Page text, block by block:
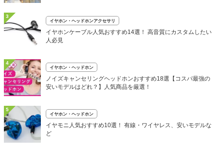
3
イヤホン・ヘッドホンアクセサリ
イヤホンケーブル人気おすすめ14選！ 高音質にカスタムしたい
人必見
4
イヤホン・ヘッドホン
ノイズキャンセリングヘッドホンおすすめ18選【コスパ最強の
安いモデルはどれ？】人気商品を厳選！
5
イヤホン・ヘッドホン
イヤモニ人気おすすめ10選！ 有線・ワイヤレス、安いモデルな
ど